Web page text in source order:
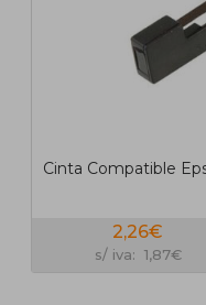
Cinta Compatible
2,26€
s/ iva: 1,87€